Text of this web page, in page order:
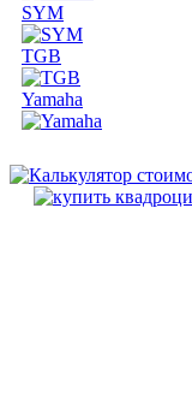
SYM
TGB
Yamaha